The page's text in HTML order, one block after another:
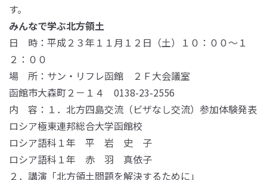
す。
みんなで学ぶ北方領土
日 時：平成２３年１１月１２日（土）１０：００～１
２：００
場 所：サン・リフレ函館 ２Ｆ大会議室
函館市大森町２－１４ 0138-23-2556
内 容：１．北方四島交流（ビザなし交流）参加体験発表
ロシア極東連邦総合大学函館校
ロシア語科１年 平 岩 史 子
ロシア語科１年 赤 羽 真依子
２．講演「北方領土問題を解決するために」